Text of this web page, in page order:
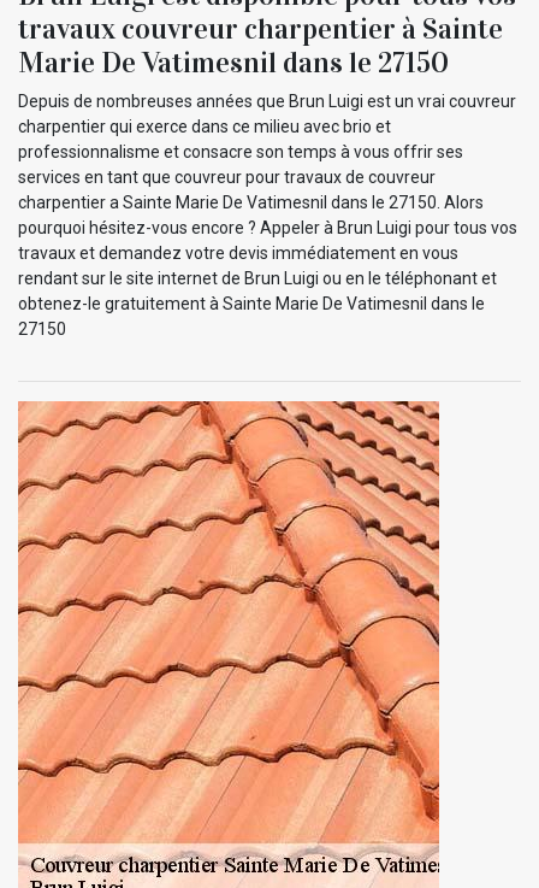
travaux couvreur charpentier à Sainte
Marie De Vatimesnil dans le 27150
Depuis de nombreuses années que Brun Luigi est un vrai couvreur
charpentier qui exerce dans ce milieu avec brio et
professionnalisme et consacre son temps à vous offrir ses
services en tant que couvreur pour travaux de couvreur
charpentier a Sainte Marie De Vatimesnil dans le 27150. Alors
pourquoi hésitez-vous encore ? Appeler à Brun Luigi pour tous vos
travaux et demandez votre devis immédiatement en vous
rendant sur le site internet de Brun Luigi ou en le téléphonant et
obtenez-le gratuitement à Sainte Marie De Vatimesnil dans le
27150